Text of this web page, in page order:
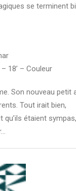
se terminent
18’ – Couleur
Son nouveau petit
Tout irait bien,
qu’ils étaient